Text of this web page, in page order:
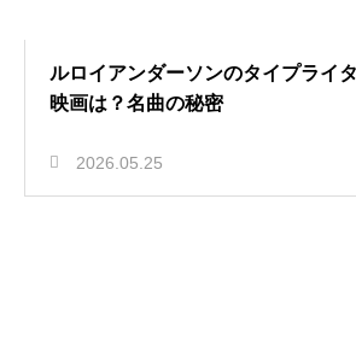
ルロイアンダーソンのタイプライ
映画は？名曲の秘密
2026.05.25